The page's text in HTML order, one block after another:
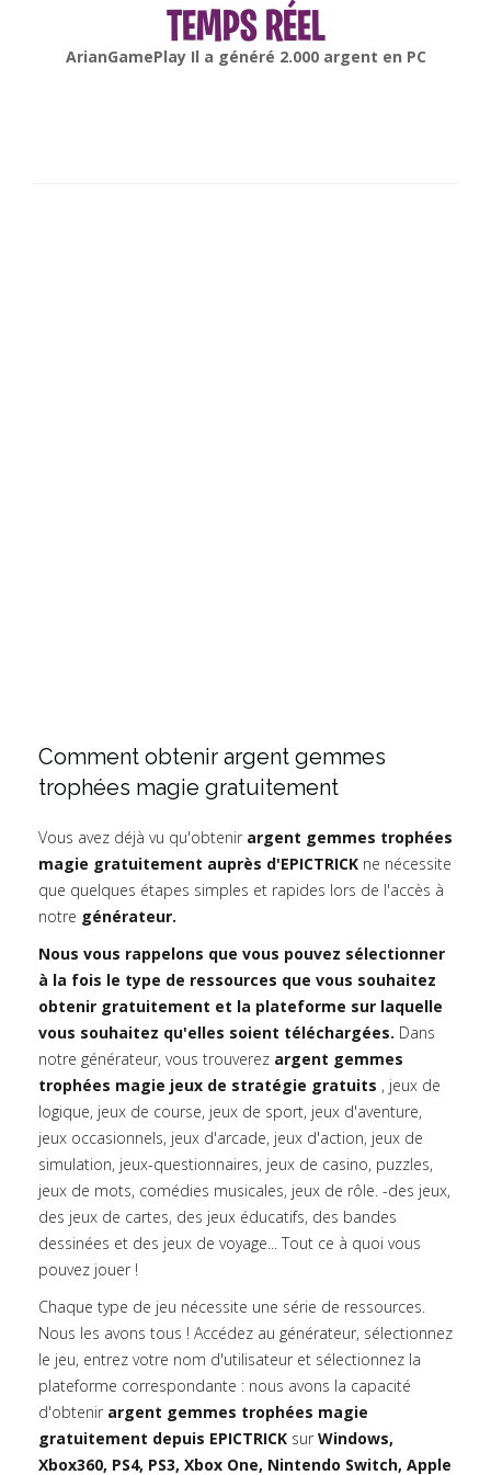
TEMPS RÉEL
gonsabellaIl a généré6.000argent enAndroid
Comment obtenir argent gemmes
trophées magie gratuitement
Vous avez déjà vu qu'obtenir argent gemmes trophées
magie gratuitement auprès d'EPICTRICK ne nécessite
que quelques étapes simples et rapides lors de l'accès à
notre générateur.
Nous vous rappelons que vous pouvez sélectionner
à la fois le type de ressources que vous souhaitez
obtenir gratuitement et la plateforme sur laquelle
vous souhaitez qu'elles soient téléchargées. Dans
notre générateur, vous trouverez argent gemmes
trophées magie jeux de stratégie gratuits , jeux de
logique, jeux de course, jeux de sport, jeux d'aventure,
jeux occasionnels, jeux d'arcade, jeux d'action, jeux de
simulation, jeux-questionnaires, jeux de casino, puzzles,
jeux de mots, comédies musicales, jeux de rôle. -des jeux,
des jeux de cartes, des jeux éducatifs, des bandes
dessinées et des jeux de voyage... Tout ce à quoi vous
pouvez jouer !
Chaque type de jeu nécessite une série de ressources.
Nous les avons tous ! Accédez au générateur, sélectionnez
le jeu, entrez votre nom d'utilisateur et sélectionnez la
plateforme correspondante : nous avons la capacité
d'obtenir argent gemmes trophées magie
gratuitement depuis EPICTRICK sur Windows,
Xbox360, PS4, PS3, Xbox One, Nintendo Switch, Apple